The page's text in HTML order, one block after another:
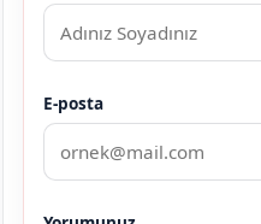
E-posta